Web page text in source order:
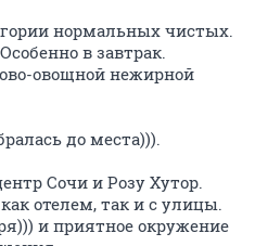
нормальных чистых.
в завтрак.
овощной нежирной
до места))).
Сочи и Розу Хутор.
отелем, так и с улицы.
и приятное окружение